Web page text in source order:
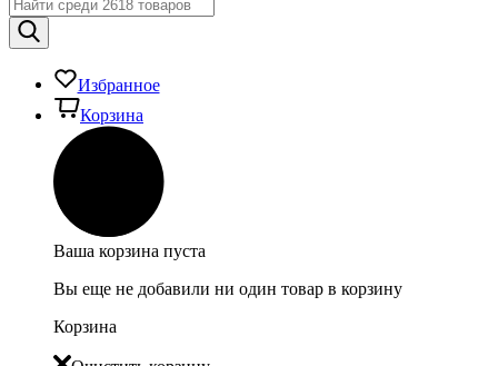
Избранное
Корзина
Ваша корзина пуста
Вы еще не добавили ни один товар в корзину
Корзина